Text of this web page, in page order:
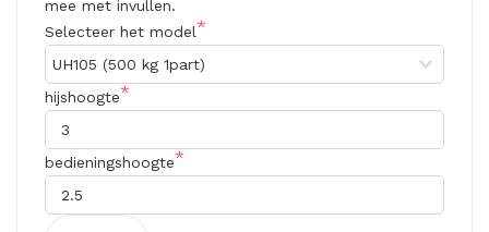
tak
el
UM
A
tak
el
UM
A
mee met invullen.
Selecteer het model
hijshoogte
bedieningshoogte